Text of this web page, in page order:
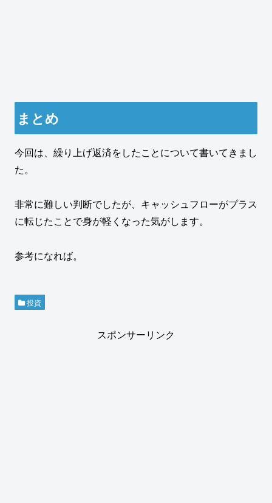
まとめ
今回は、繰り上げ返済をしたことについて書いてきまし
た。
非常に難しい判断でしたが、キャッシュフローがプラス
に転じたことで身が軽くなった気がします。
参考になれば。
投資
スポンサーリンク